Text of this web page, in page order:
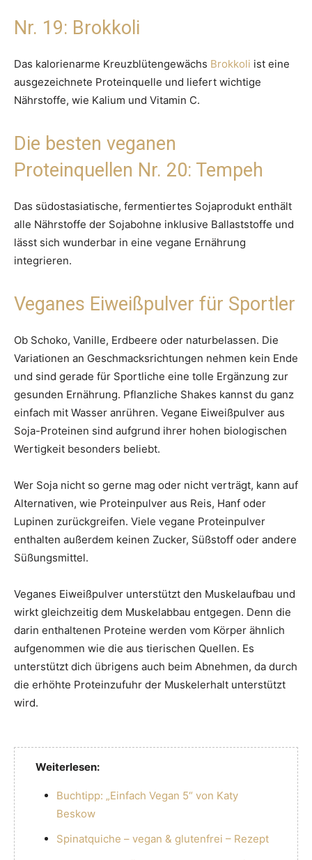
Nr. 19: Brokkoli
Das kalorienarme Kreuzblütengewächs Brokkoli ist eine
ausgezeichnete Proteinquelle und liefert wichtige
Nährstoffe, wie Kalium und Vitamin C.
Die besten veganen
Proteinquellen Nr. 20: Tempeh
Das südostasiatische, fermentiertes Sojaprodukt enthält
alle Nährstoffe der Sojabohne inklusive Ballaststoffe und
lässt sich wunderbar in eine vegane Ernährung
integrieren.
Veganes Eiweißpulver für Sportler
Ob Schoko, Vanille, Erdbeere oder naturbelassen. Die
Variationen an Geschmacksrichtungen nehmen kein Ende
und sind gerade für Sportliche eine tolle Ergänzung zur
gesunden Ernährung. Pflanzliche Shakes kannst du ganz
einfach mit Wasser anrühren. Vegane Eiweißpulver aus
Soja-Proteinen sind aufgrund ihrer hohen biologischen
Wertigkeit besonders beliebt.
Wer Soja nicht so gerne mag oder nicht verträgt, kann auf
Alternativen, wie Proteinpulver aus Reis, Hanf oder
Lupinen zurückgreifen. Viele vegane Proteinpulver
enthalten außerdem keinen Zucker, Süßstoff oder andere
Süßungsmittel.
Veganes Eiweißpulver unterstützt den Muskelaufbau und
wirkt gleichzeitig dem Muskelabbau entgegen. Denn die
darin enthaltenen Proteine werden vom Körper ähnlich
aufgenommen wie die aus tierischen Quellen. Es
unterstützt dich übrigens auch beim Abnehmen, da durch
die erhöhte Proteinzufuhr der Muskelerhalt unterstützt
wird.
Weiterlesen:
Buchtipp: „Einfach Vegan 5“ von Katy
Beskow
Spinatquiche – vegan & glutenfrei – Rezept